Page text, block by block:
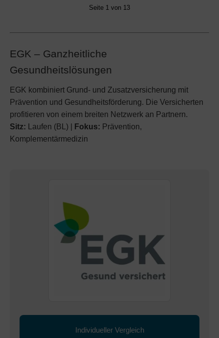
Seite 1 von 13
EGK – Ganzheitliche
Gesundheitslösungen
EGK kombiniert Grund- und Zusatzversicherung mit
Prävention und Gesundheitsförderung. Die Versicherten
profitieren von einem breiten Netzwerk an Partnern.
Sitz: Laufen (BL) | Fokus: Prävention,
Komplementärmedizin
Individueller Vergleich